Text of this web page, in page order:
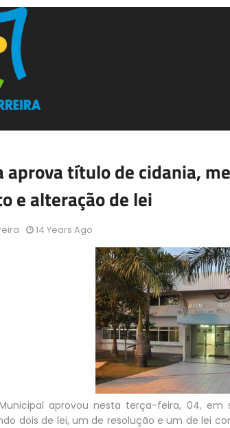
aprova título de cidania,
e alteração de lei
14 Years Ago
aprovou nesta terça-feira, 04, em
dois de lei, um de resolução e um de lei